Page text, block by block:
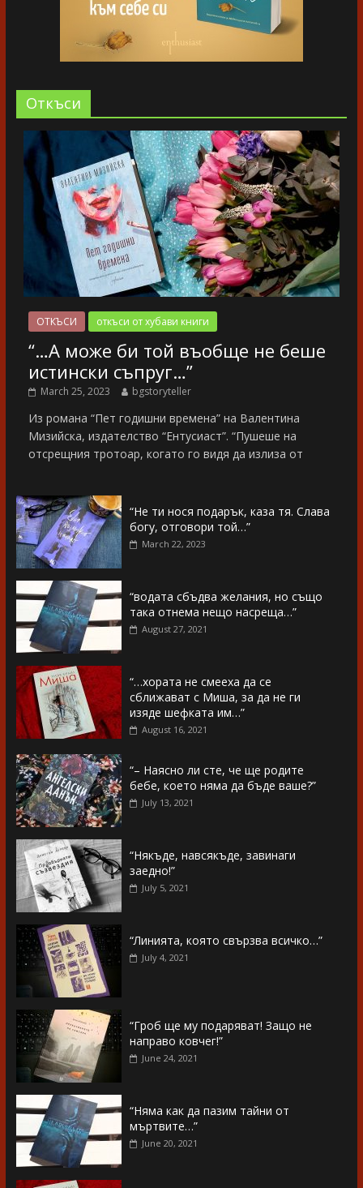
Oткъси
ОТКЪСИ откъси от хубави книги
“…А може би той въобще не беше
истински съпруг…”
March 25, 2023 bgstoryteller
Из романа “Пет годишни времена” на Валентина
Мизийска, издателство “Ентусиаст”. “Пушеше на
отсрещния тротоар, когато го видя да излиза от
“Не ти нося подарък, каза тя. Слава
богу, отговори той…”
March 22, 2023
“водата сбъдва желания, но също
така отнема нещо насреща…”
August 27, 2021
“…хората не смееха да се
сближават с Миша, за да не ги
изяде шефката им…”
August 16, 2021
“– Наясно ли сте, че ще родите
бебе, което няма да бъде ваше?”
July 13, 2021
“Някъде, навсякъде, завинаги
заедно!”
July 5, 2021
“Линията, която свързва всичко…”
July 4, 2021
“Гроб ще му подаряват! Защо не
направо ковчег!”
June 24, 2021
“Няма как да пазим тайни от
мъртвите…”
June 20, 2021